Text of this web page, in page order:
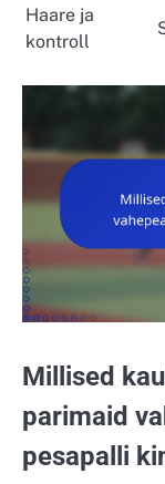
Haare ja
kontroll
Millised
parimaid
pesapalli